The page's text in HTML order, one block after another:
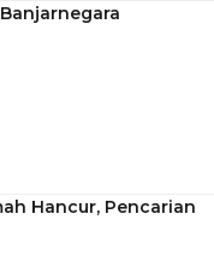
Hancur, Pencarian